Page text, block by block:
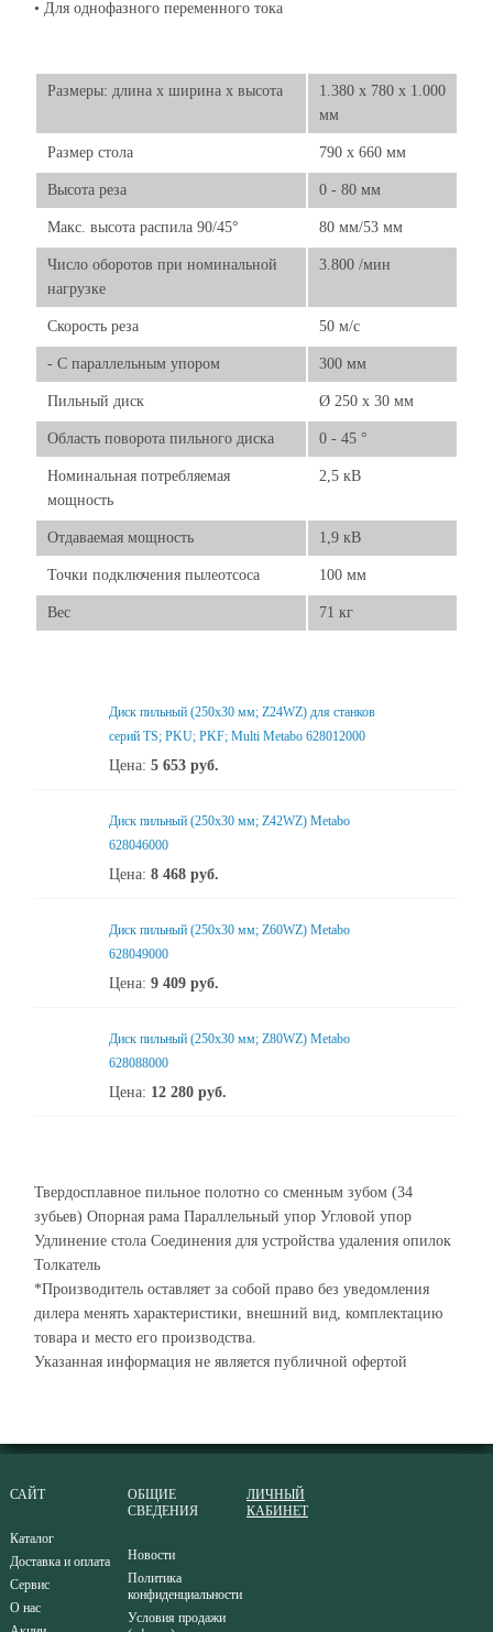
• Для однофазного переменного тока
Размеры: длина х ширина х высота
1.380 x 780 x 1.000
мм
Размер стола 790 x 660 мм
Высота реза 0 - 80 мм
Макс. высота распила 90/45° 80 мм/53 мм
Число оборотов при номинальной
нагрузке
3.800 /мин
Скорость реза 50 м/с
- C параллельным упором 300 мм
Пильный диск Ø 250 x 30 мм
Область поворота пильного диска 0 - 45 °
Номинальная потребляемая
мощность
2,5 кВ
Отдаваемая мощность 1,9 кВ
Точки подключения пылеотсоса 100 мм
Вес 71 кг
Диск пильный (250х30 мм; Z24WZ) для станков
серий TS; PKU; PKF; Multi Metabo 628012000
Цена: 5 653 руб.
Диск пильный (250х30 мм; Z42WZ) Metabo
628046000
Цена: 8 468 руб.
Диск пильный (250x30 мм; Z60WZ) Metabo
628049000
Цена: 9 409 руб.
Диск пильный (250x30 мм; Z80WZ) Metabo
628088000
Цена: 12 280 руб.
Твердосплавное пильное полотно со сменным зубом (34
зубьев) Опорная рама Параллельный упор Угловой упор
Удлинение стола Соединения для устройства удаления опилок
Толкатель
*Производитель оставляет за собой право без уведомления
дилера менять характеристики, внешний вид, комплектацию
товара и место его производства.
Указанная информация не является публичной офертой
САЙТ
Каталог
Доставка и оплата
Сервис
О нас
ОБЩИЕ
СВЕДЕНИЯ
Новости
Политика
конфиденциальности
Условия продажи
ЛИЧНЫЙ
КАБИНЕТ